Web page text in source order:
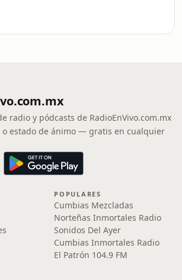
radio y pódcasts de RadioEnVivo.com.mx
estado de ánimo — gratis en cualquier
POPULARES
Cumbias Mezcladas
Norteñas Inmortales Radio
Sonidos Del Ayer
Cumbias Inmortales Radio
El Patrón 104.9 FM